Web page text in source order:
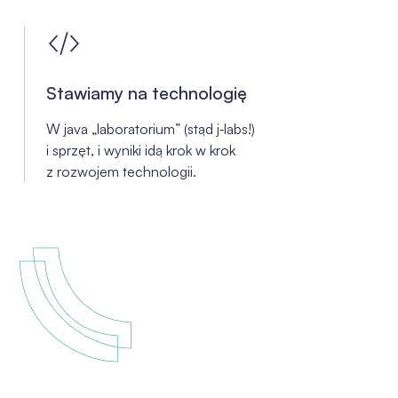
Stawiamy na technologię
W java „laboratorium” (stąd j‑labs!)
i sprzęt, i wyniki idą krok w krok
z rozwojem technologii.